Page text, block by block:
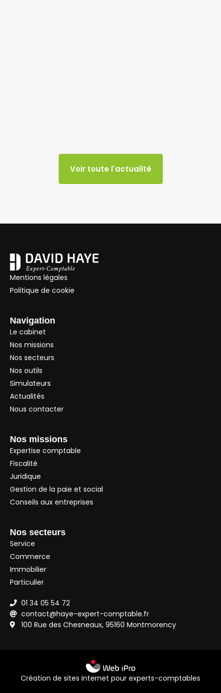
Voir toute l'actualité
Mentions légales
Politique de cookie
Navigation
Le cabinet
Nos missions
Nos secteurs
Nos outils
Simulateurs
Actualités
Nous contacter
Nos missions
Expertise comptable
Fiscalité
Juridique
Gestion de la paie et social
Conseils aux entreprises
Nos secteurs
Service
Commerce
Immobilier
Particulier
01 34 05 54 72
contact@haye-expert-comptable.fr
100 Rue des Chesneaux, 95160 Montmorency
Création de sites internet pour experts-comptables